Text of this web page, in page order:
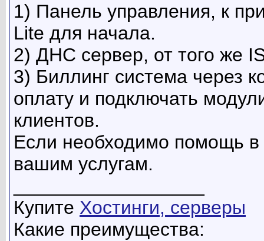
1) Панель управления, к
Lite для начала.
2) ДНС сервер, от того же
3) Биллинг система через
оплату и подключать
клиентов.
Если необходимо помощь в
вашим услугам.
Купите Хостинги, серверы
Какие преимущества: